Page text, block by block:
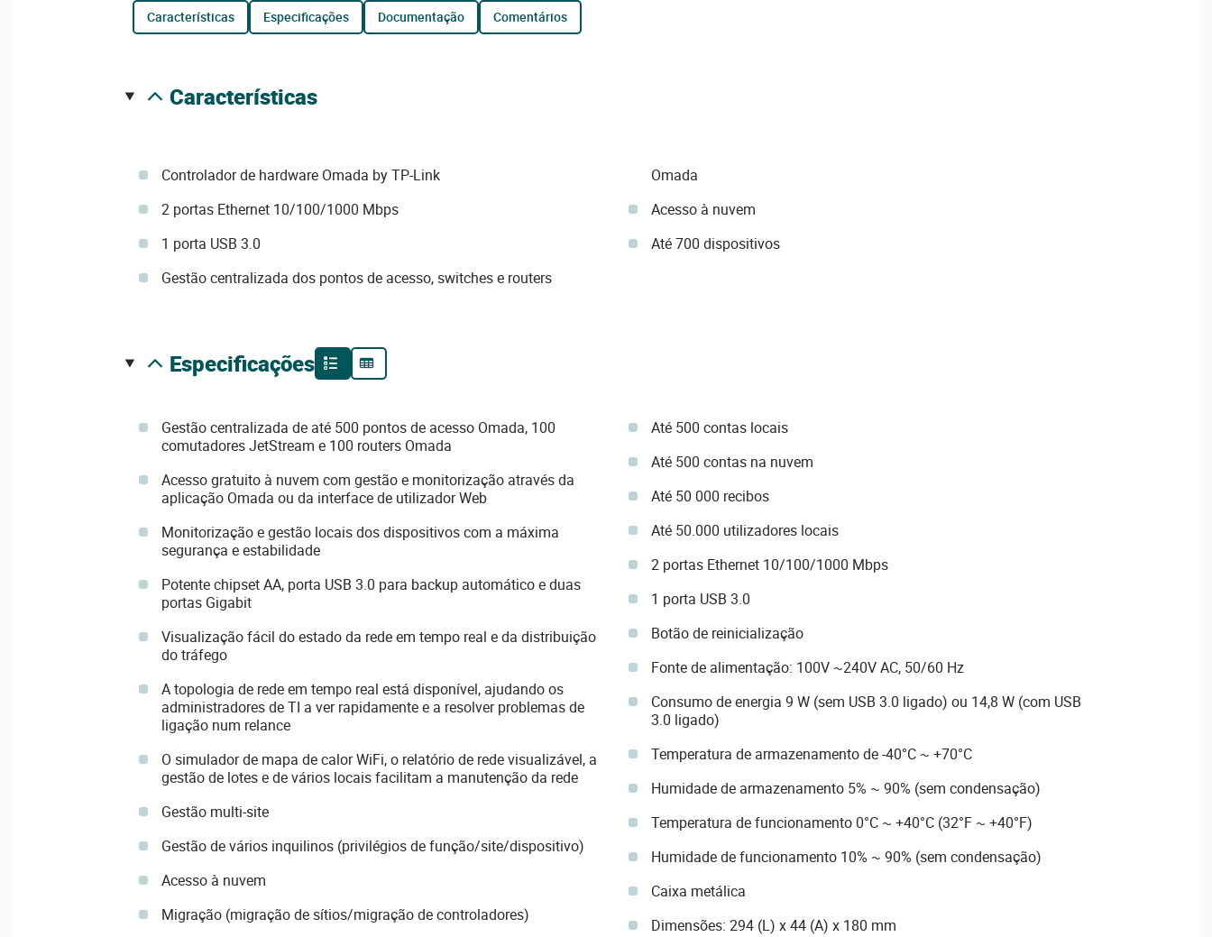
características especificações documentação comentários
características
Controlador de hardware Omada by TP-Link
2 portas Ethernet 10/100/1000 Mbps
1 porta USB 3.0
Gestão centralizada dos pontos de acesso, switches e routers
Omada
Acesso à nuvem
Até 700 dispositivos
especificações
Gestão centralizada de até 500 pontos de acesso Omada, 100
comutadores JetStream e 100 routers Omada
Acesso gratuito à nuvem com gestão e monitorização através da
aplicação Omada ou da interface de utilizador Web
Monitorização e gestão locais dos dispositivos com a máxima
segurança e estabilidade
Potente chipset AA, porta USB 3.0 para backup automático e duas
portas Gigabit
Visualização fácil do estado da rede em tempo real e da distribuição
do tráfego
A topologia de rede em tempo real está disponível, ajudando os
administradores de TI a ver rapidamente e a resolver problemas de
ligação num relance
O simulador de mapa de calor WiFi, o relatório de rede visualizável, a
gestão de lotes e de vários locais facilitam a manutenção da rede
Gestão multi-site
Gestão de vários inquilinos (privilégios de função/site/dispositivo)
Acesso à nuvem
Migração (migração de sítios/migração de controladores)
Até 500 contas locais
Até 500 contas na nuvem
Até 50 000 recibos
Até 50.000 utilizadores locais
2 portas Ethernet 10/100/1000 Mbps
1 porta USB 3.0
Botão de reinicialização
Fonte de alimentação: 100V ~240V AC, 50/60 Hz
Consumo de energia 9 W (sem USB 3.0 ligado) ou 14,8 W (com USB
3.0 ligado)
Temperatura de armazenamento de -40°C ~ +70°C
Humidade de armazenamento 5% ~ 90% (sem condensação)
Temperatura de funcionamento 0°C ~ +40°C (32°F ~ +40°F)
Humidade de funcionamento 10% ~ 90% (sem condensação)
Caixa metálica
Dimensões: 294 (L) x 44 (A) x 180 mm